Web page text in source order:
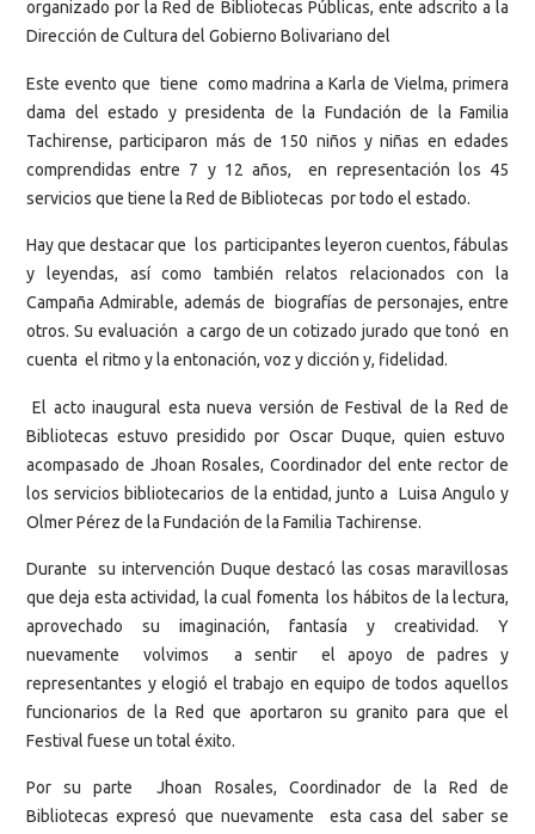
organizado por la Red de Bibliotecas Públicas, ente adscrito a la
Dirección de Cultura del Gobierno Bolivariano del
Este evento que tiene como madrina a Karla de Vielma, primera
dama del estado y presidenta de la Fundación de la Familia
Tachirense, participaron más de 150 niños y niñas en edades
comprendidas entre 7 y 12 años, en representación los 45
servicios que tiene la Red de Bibliotecas por todo el estado.
Hay que destacar que los participantes leyeron cuentos, fábulas
y leyendas, así como también relatos relacionados con la
Campaña Admirable, además de biografías de personajes, entre
otros. Su evaluación a cargo de un cotizado jurado que tonó en
cuenta el ritmo y la entonación, voz y dicción y, fidelidad.
El acto inaugural esta nueva versión de Festival de la Red de
Bibliotecas estuvo presidido por Oscar Duque, quien estuvo
acompasado de Jhoan Rosales, Coordinador del ente rector de
los servicios bibliotecarios de la entidad, junto a Luisa Angulo y
Olmer Pérez de la Fundación de la Familia Tachirense.
Durante su intervención Duque destacó las cosas maravillosas
que deja esta actividad, la cual fomenta los hábitos de la lectura,
aprovechado su imaginación, fantasía y creatividad. Y
nuevamente volvimos a sentir el apoyo de padres y
representantes y elogió el trabajo en equipo de todos aquellos
funcionarios de la Red que aportaron su granito para que el
Festival fuese un total éxito.
Por su parte Jhoan Rosales, Coordinador de la Red de
Bibliotecas expresó que nuevamente esta casa del saber se